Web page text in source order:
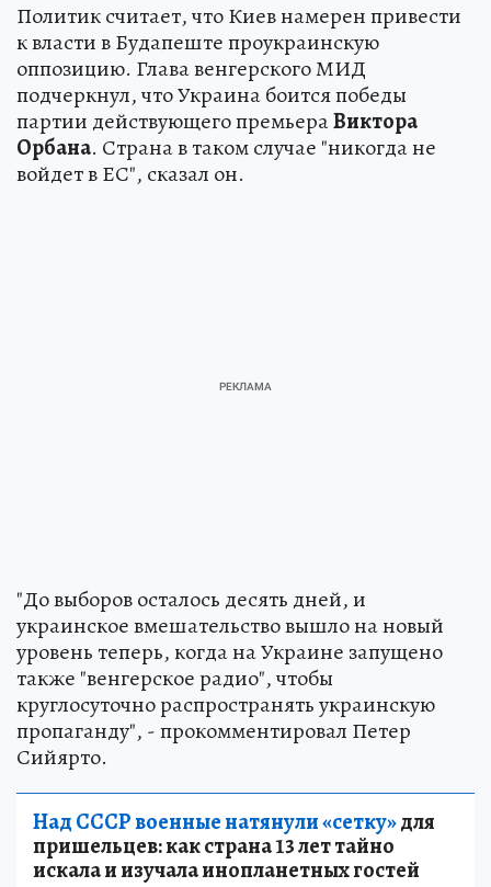
Политик считает, что Киев намерен привести
к власти в Будапеште проукраинскую
оппозицию. Глава венгерского МИД
подчеркнул, что Украина боится победы
партии действующего премьераВиктора
Орбана. Страна в таком случае "никогда не
войдет в ЕС", сказал он.
"До выборов осталось десять дней, и
украинское вмешательство вышло на новый
уровень теперь, когда на Украине запущено
также "венгерское радио", чтобы
круглосуточно распространять украинскую
пропаганду", - прокомментировал Петер
Сийярто.
Над СССР военные натянули «сетку»для
пришельцев: как страна 13 лет тайно
искала и изучала инопланетных гостей